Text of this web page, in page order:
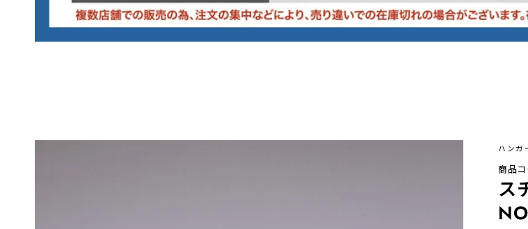
ハンガ
商品
ス